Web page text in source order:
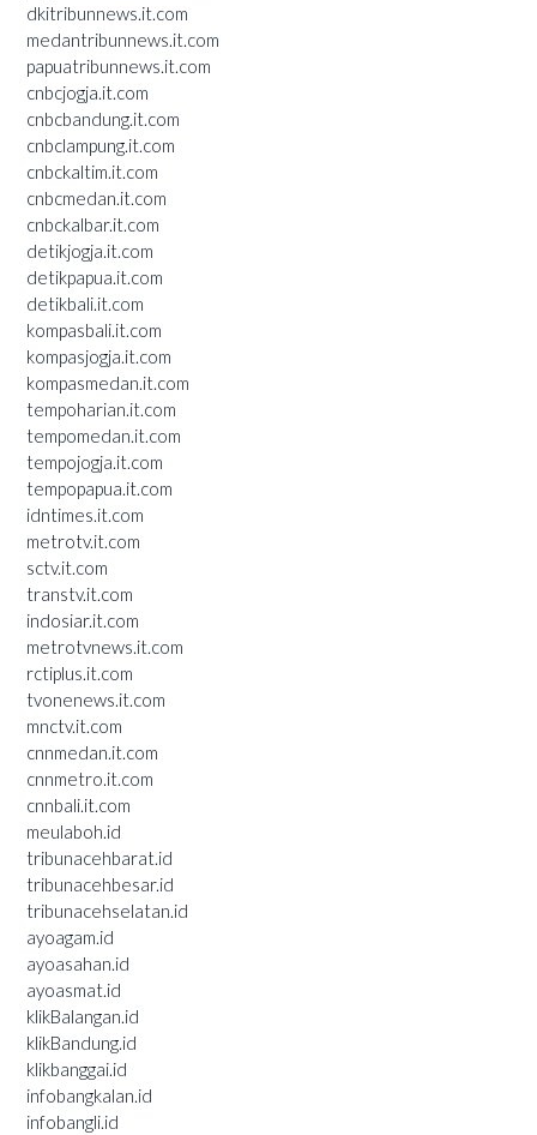
dkitribunnews.it.com
medantribunnews.it.com
papuatribunnews.it.com
cnbcjogja.it.com
cnbcbandung.it.com
cnbclampung.it.com
cnbckaltim.it.com
cnbcmedan.it.com
cnbckalbar.it.com
detikjogja.it.com
detikpapua.it.com
detikbali.it.com
kompasbali.it.com
kompasjogja.it.com
kompasmedan.it.com
tempoharian.it.com
tempomedan.it.com
tempojogja.it.com
tempopapua.it.com
idntimes.it.com
metrotv.it.com
sctv.it.com
transtv.it.com
indosiar.it.com
metrotvnews.it.com
rctiplus.it.com
tvonenews.it.com
mnctv.it.com
cnnmedan.it.com
cnnmetro.it.com
cnnbali.it.com
meulaboh.id
tribunacehbarat.id
tribunacehbesar.id
tribunacehselatan.id
ayoagam.id
ayoasahan.id
ayoasmat.id
klikBalangan.id
klikBandung.id
klikbanggai.id
infobangkalan.id
infobangli.id